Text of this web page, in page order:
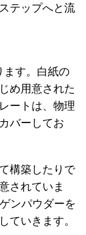
テップへと流
ます。白紙の
め用意された
ートは、物理
バーしてお
構築したりで
されていま
ンパウダーを
ていきます。